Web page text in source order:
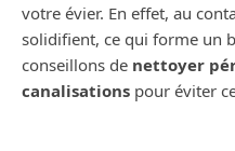
votre évier. En effet, au
solidifient, ce qui forme un
conseillons de nettoyer
canalisations pour éviter